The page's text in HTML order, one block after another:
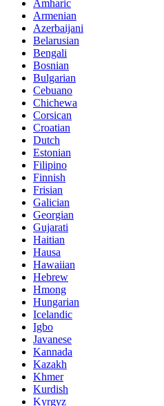
Amharic
Armenian
Azerbaijani
Belarusian
Bengali
Bosnian
Bulgarian
Cebuano
Chichewa
Corsican
Croatian
Dutch
Estonian
Filipino
Finnish
Frisian
Galician
Georgian
Gujarati
Haitian
Hausa
Hawaiian
Hebrew
Hmong
Hungarian
Icelandic
Igbo
Javanese
Kannada
Kazakh
Khmer
Kurdish
Kyrgyz